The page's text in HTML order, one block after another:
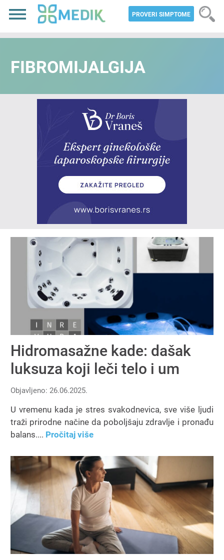
PROVERI SIMPTOME
FIBROMIJALGIJA
Hidromasažne kade: dašak
luksuza koji leči telo i um
Objavljeno: 26.06.2025.
U vremenu kada je stres svakodnevica, sve više ljudi
traži prirodne načine da poboljšaju zdravlje i pronađu
balans.... Pročitaj više